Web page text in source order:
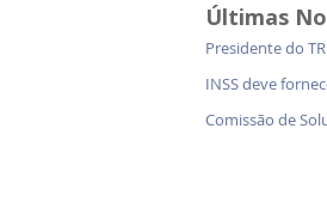
Últimas
Presidente do
INSS deve
Comissão de